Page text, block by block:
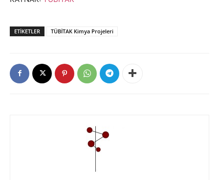
ETIKETLER TÜBİTAK Kimya Projeleri